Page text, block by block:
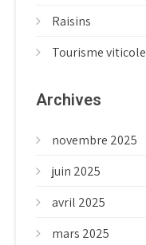
Raisins
Tourisme viticole
Archives
novembre 2025
juin 2025
avril 2025
mars 2025